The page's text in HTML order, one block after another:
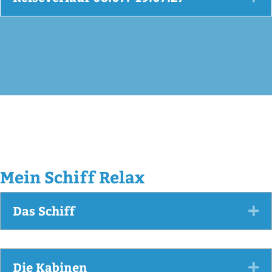
Mein Schiff Relax
Das Schiff
Die Kabinen